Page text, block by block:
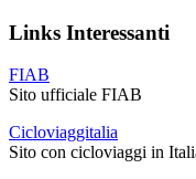
Links Interessanti
FIAB
Sito ufficiale FIAB
Cicloviaggitalia
Sito con cicloviaggi in